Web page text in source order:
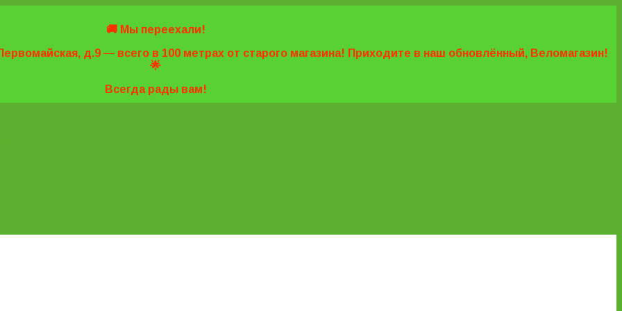
🚚 Мы переехали!
д.9 — всего в 100 метрах от старого магазина! Приходите в наш обновлённый, Веломагазин!
🌟
Всегда рады вам!